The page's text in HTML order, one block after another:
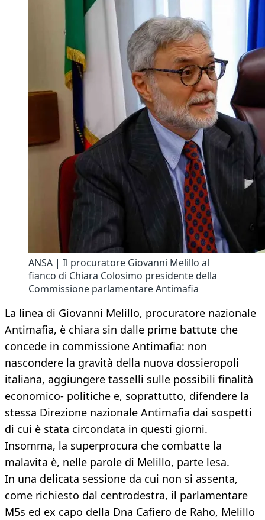
ANSA | Il procuratore Giovanni Melillo al
fianco di Chiara Colosimo presidente della
Commissione parlamentare Antimafia
La linea di Giovanni Melillo, procuratore nazionale
Antimafia, è chiara sin dalle prime battute che
concede in commissione Antimafia: non
nascondere la gravità della nuova dossieropoli
italiana, aggiungere tasselli sulle possibili finalità
economico- politiche e, soprattutto, difendere la
stessa Direzione nazionale Antimafia dai sospetti
di cui è stata circondata in questi giorni.
Insomma, la superprocura che combatte la
malavita è, nelle parole di Melillo, parte lesa.
In una delicata sessione da cui non si assenta,
come richiesto dal centrodestra, il parlamentare
M5s ed ex capo della Dna Cafiero de Raho, Melillo